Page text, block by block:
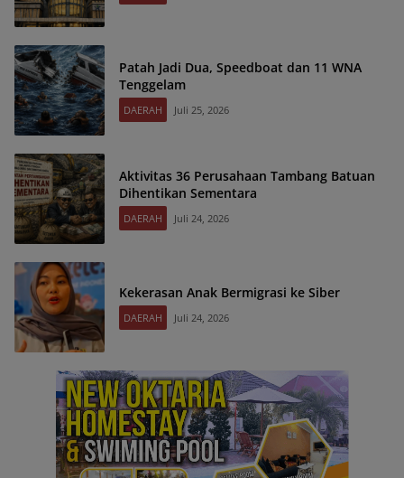
Patah Jadi Dua, Speedboat dan 11 WNA
Tenggelam
DAERAH Juli 25, 2026
Aktivitas 36 Perusahaan Tambang Batuan
Dihentikan Sementara
DAERAH Juli 24, 2026
Kekerasan Anak Bermigrasi ke Siber
DAERAH Juli 24, 2026